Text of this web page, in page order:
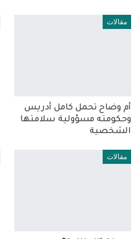
مقالات
أم وضاح تحمل كامل أدريس
وحكومته مسؤولية سلامتها
الشخصية
مقالات